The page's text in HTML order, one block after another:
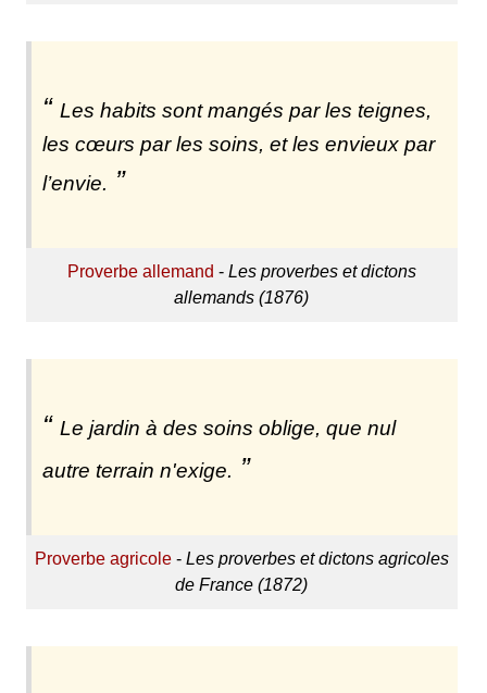
Les habits sont mangés par les teignes,
les cœurs par les soins, et les envieux par
l’envie.
Proverbe allemand - Les proverbes et dictons
allemands (1876)
Le jardin à des soins oblige, que nul
autre terrain n'exige.
Proverbe agricole- Les proverbes et dictons agricoles
de France (1872)